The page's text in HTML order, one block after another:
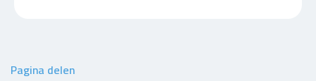
Pagina delen